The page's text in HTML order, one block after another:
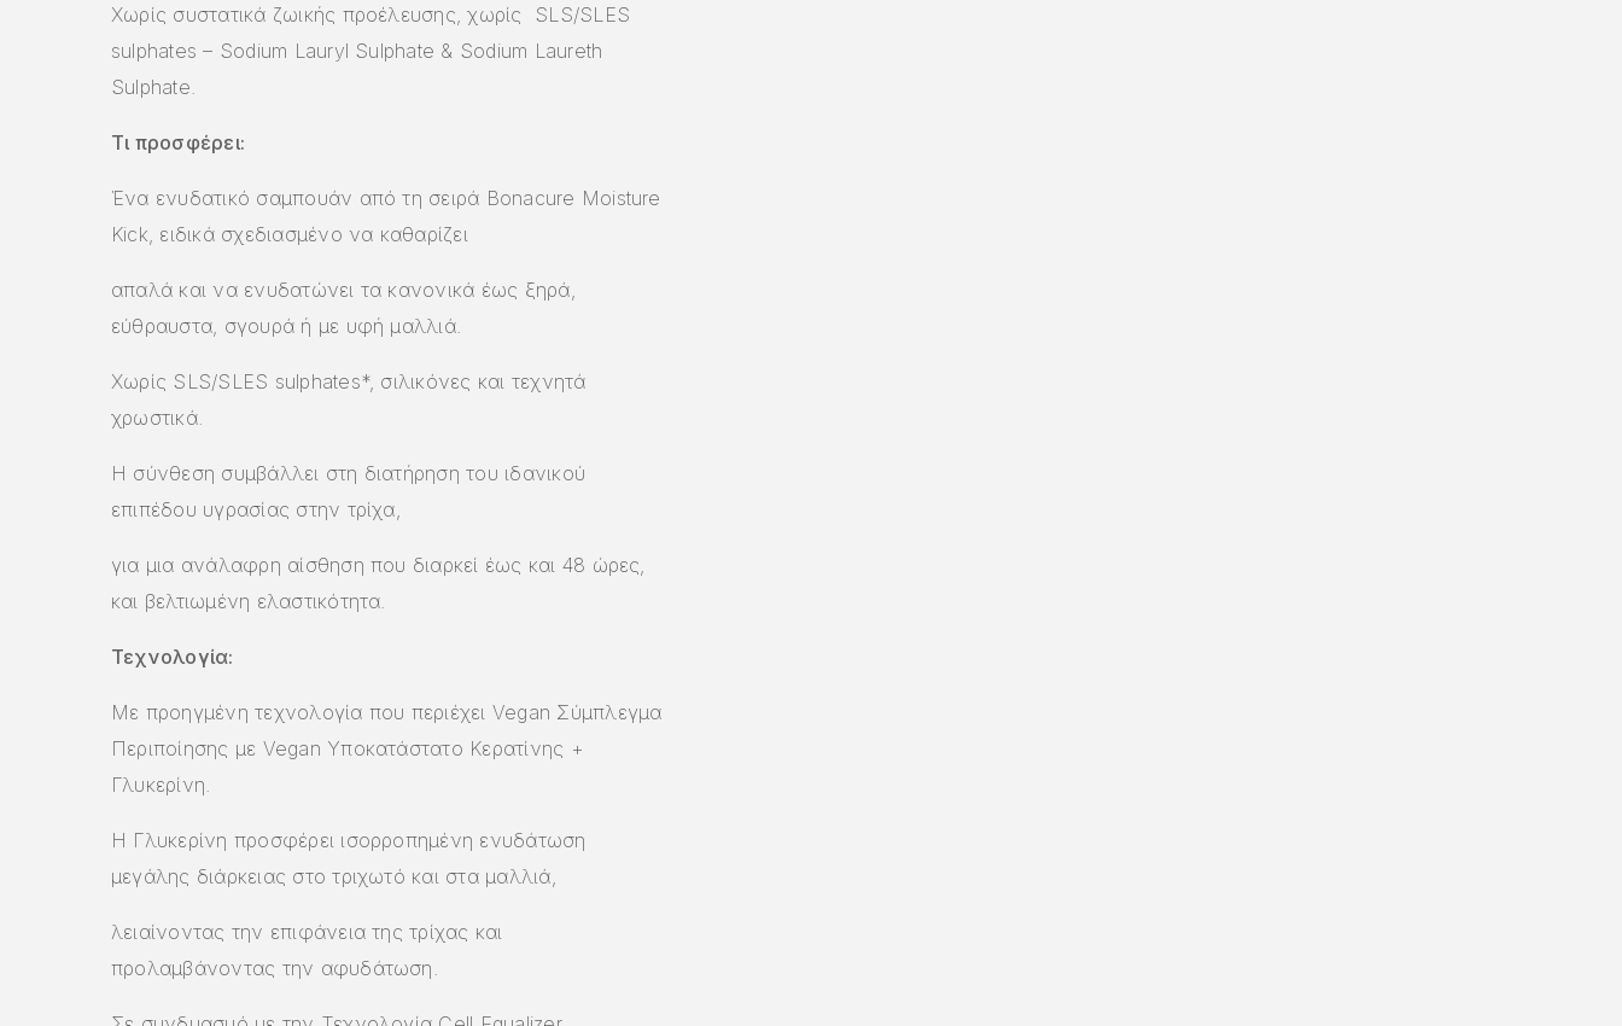
Χωρίς συστατικά ζωικής προέλευσης, χωρίς SLS/SLES
sulphates – Sodium Lauryl Sulphate & Sodium Laureth
Sulphate.
Τι προσφέρει:
Ένα ενυδατικό σαμπουάν από τη σειρά Bonacure Moisture
Kick, ειδικά σχεδιασμένο να καθαρίζει
απαλά και να ενυδατώνει τα κανονικά έως ξηρά,
εύθραυστα, σγουρά ή με υφή μαλλιά.
Χωρίς SLS/SLES sulphates*, σιλικόνες και τεχνητά
χρωστικά.
Η σύνθεση συμβάλλει στη διατήρηση του ιδανικού
επιπέδου υγρασίας στην τρίχα,
για μια ανάλαφρη αίσθηση που διαρκεί έως και 48 ώρες,
και βελτιωμένη ελαστικότητα.
Τεχνολογία:
Με προηγμένη τεχνολογία που περιέχει Vegan Σύμπλεγμα
Περιποίησης με Vegan Υποκατάστατο Κερατίνης +
Γλυκερίνη.
Η Γλυκερίνη προσφέρει ισορροπημένη ενυδάτωση
μεγάλης διάρκειας στο τριχωτό και στα μαλλιά,
λειαίνοντας την επιφάνεια της τρίχας και
προλαμβάνοντας την αφυδάτωση.